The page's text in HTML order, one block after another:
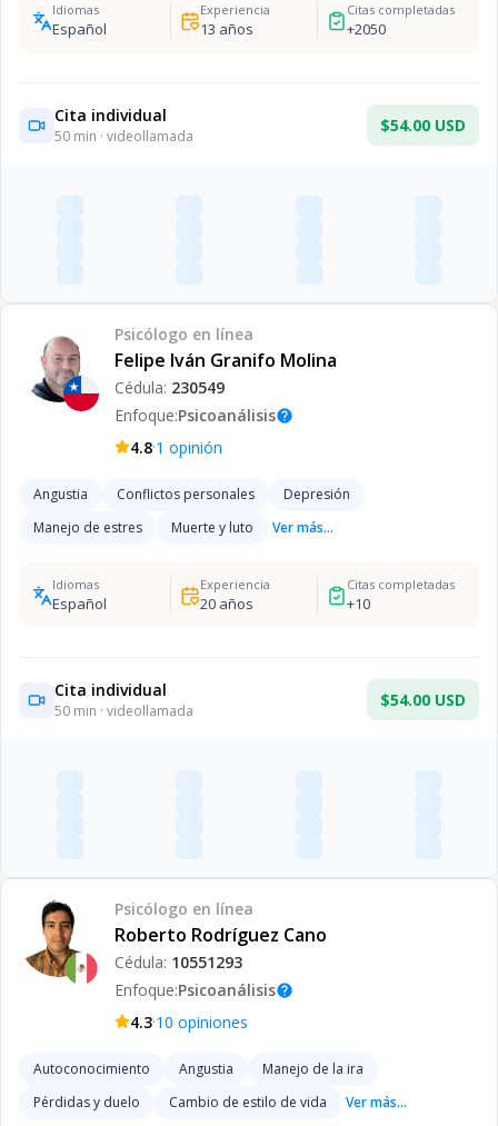
Idiomas
Español
Experiencia
13 años
Citas completadas
+2050
Cita individual
50 min · videollamada
$54.00 USD
Psicólogo en línea
Felipe Iván Granifo Molina
Cédula: 230549
Enfoque:Psicoanálisishelp
4.8·1 opinión
Angustia Conflictos personales
Depresión
Manejo de estres
Muerte y luto Ver más...
Idiomas
Español
Experiencia
20años
Citas completadas
+10
Cita individual
50 min · videollamada
$54.00 USD
Psicólogo en línea
Roberto Rodríguez Cano
Cédula: 10551293
Enfoque:Psicoanálisishelp
4.3·10 opiniones
Autoconocimiento Angustia
Manejo de la ira
Pérdidas y duelo
Cambio de estilo de vida Ver más...